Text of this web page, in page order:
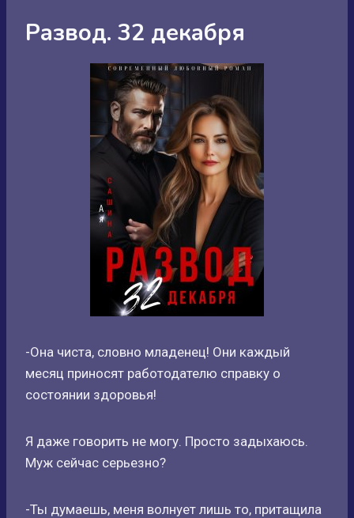
Развод. 32 декабря
-Она чиста, словно младенец! Они каждый
месяц приносят работодателю справку о
состоянии здоровья!
Я даже говорить не могу. Просто задыхаюсь.
Муж сейчас серьезно?
-Ты думаешь, меня волнует лишь то, притащила